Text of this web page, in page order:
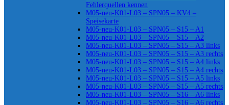
Fehlerquellen kennen
M05-neu-K01-L03 – SPN05 – KV4 –
Speisekarte
M05-neu-K01-L03 – SPN05 – S15 – A1
M05-neu-K01-L03 – SPN05 – S15 – A2
M05-neu-K01-L03 – SPN05 – S15 – A3 links
M05-neu-K01-L03 – SPN05 – S15 – A3 rechts
M05-neu-K01-L03 – SPN05 – S15 – A4 links
M05-neu-K01-L03 – SPN05 – S15 – A4 rechts
M05-neu-K01-L03 – SPN05 – S15 – A5 links
M05-neu-K01-L03 – SPN05 – S15 – A5 rechts
M05-neu-K01-L03 – SPN05 – S16 – A6 links
M05-neu-K01-L03 – SPN05 – S16 – A6 rechts